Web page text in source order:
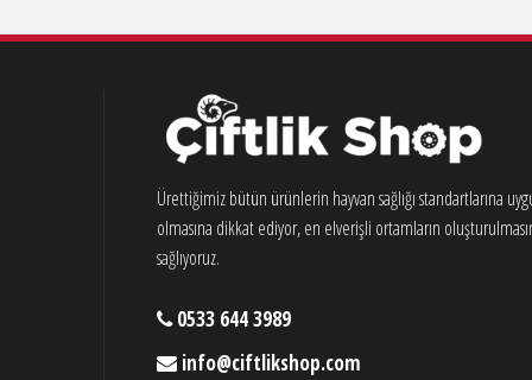
Ürettiğimiz bütün ürünlerin hayvan sağlığı standartlarına
olmasına dikkat ediyor, en elverişli ortamların
sağlıyoruz.
0533 644 3989
info@ciftlikshop.com